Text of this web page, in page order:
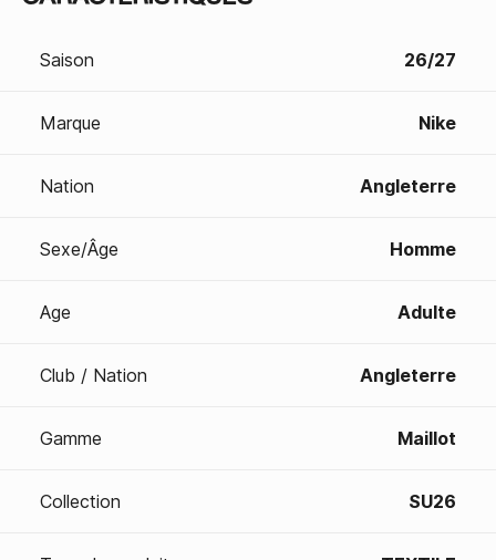
Saison 26/27
Marque Nike
Nation Angleterre
Sexe/Âge Homme
Age Adulte
Club / Nation Angleterre
Gamme Maillot
Collection SU26